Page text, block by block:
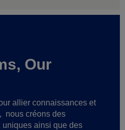
Our
allier connaissances et
nous créons des
ainsi que des